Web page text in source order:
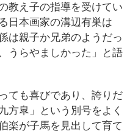
教え子の指導を受けてい
日本画家の溝辺有巣は
は親子か兄弟のようだっ
うらやましかった」と語
ても喜びであり、誇りだ
方皐」という別号をよく
楽が子馬を見出して育て